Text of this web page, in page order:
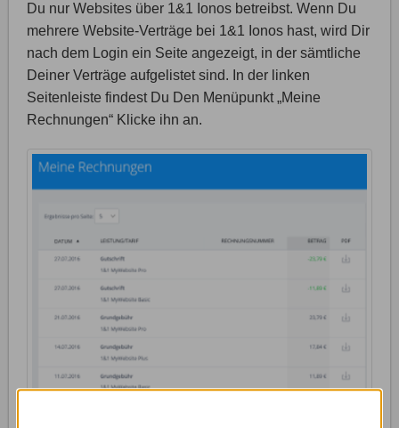
Du nur Websites über 1&1 Ionos betreibst. Wenn Du
mehrere Website-Verträge bei 1&1 Ionos hast, wird Dir
nach dem Login ein Seite angezeigt, in der sämtliche
Deiner Verträge aufgelistet sind. In der linken
Seitenleiste findest Du Den Menüpunkt „Meine
Rechnungen“ Klicke ihn an.